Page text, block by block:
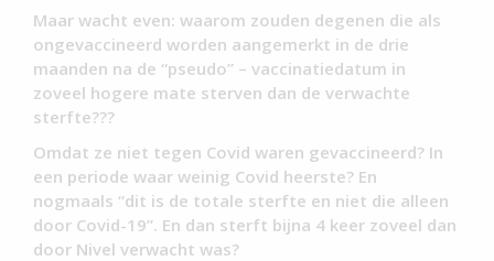
Maar wacht even: waarom zouden degenen die als
ongevaccineerd worden aangemerkt in de drie
maanden na de “pseudo” – vaccinatiedatum in
zoveel hogere mate sterven dan de verwachte
sterfte???
Omdat ze niet tegen Covid waren gevaccineerd? In
een periode waar weinig Covid heerste? En
nogmaals “dit is de totale sterfte en niet die alleen
door Covid-19”. En dan sterft bijna 4 keer zoveel dan
door Nivel verwacht was?